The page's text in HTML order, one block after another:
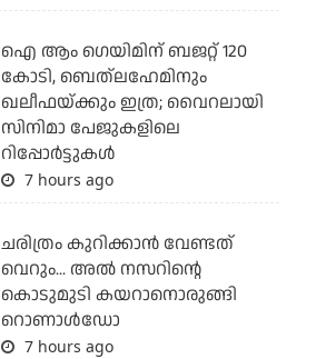
ഐ ആം ഗെയിമിന് ബജറ്റ് 120
കോടി, ബെത്‌ലഹേമിനും
ഖലീഫയ്ക്കും ഇത്ര; വൈറലായി
സിനിമാ പേജുകളിലെ
റിപ്പോര്‍ട്ടുകള്‍
7 hours ago
ചരിത്രം കുറിക്കാന്‍ വേണ്ടത്
വെറും... അല്‍ നസറിന്റെ
കൊടുമുടി കയറാനൊരുങ്ങി
റൊണാള്‍ഡോ
7 hours ago